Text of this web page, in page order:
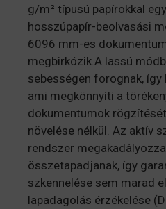
g/m² típusú papírokkal
hosszúpapír-beolvasási
6096 mm-es
megbirkózik.A lassú
sebességen forognak, így
ami megkönnyíti a
dokumentumok
növelése nélkül. Az aktív
rendszer
összetapadjanak, így
szkennelése sem marad
lapadagolás érzékelése